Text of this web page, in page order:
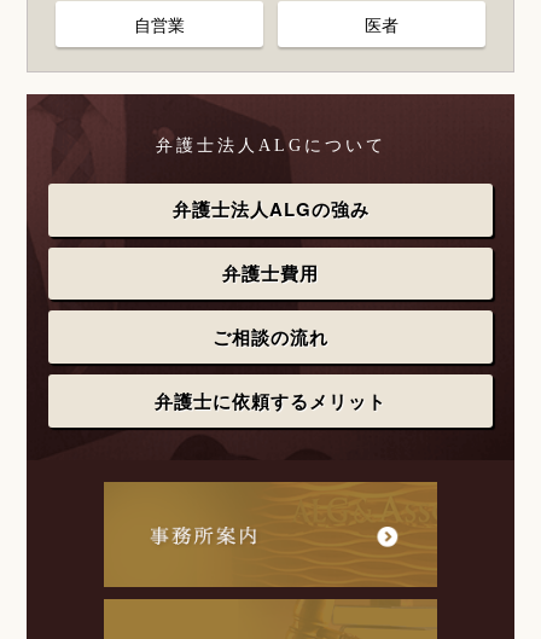
自営業 医者
弁護士法人ALGについて
弁護士法人ALGの強み
弁護士費用
ご相談の流れ
弁護士に依頼するメリット